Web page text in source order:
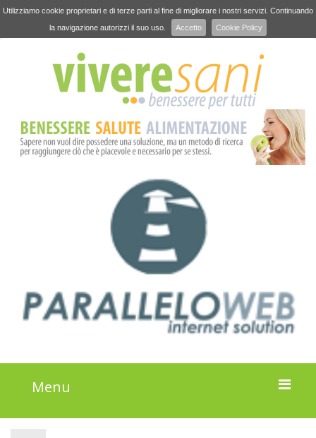
Utilizziamo cookie proprietari e di terze parti al fine di migliorare i nostri servizi. Continuando
la navigazione autorizzi il suo uso.
Accetto Cookie Policy
Menu